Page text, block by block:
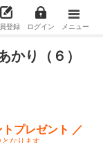
登録 ログイン メニュー
かり（６）
プレゼント ／
なります